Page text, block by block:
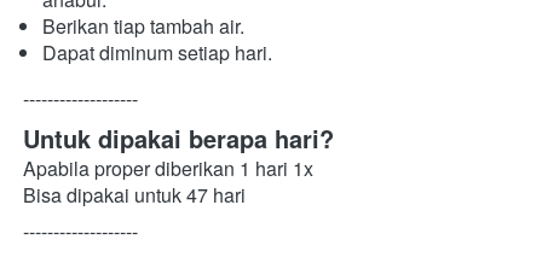
Berikan tiap tambah air.
Dapat diminum setiap hari.
-------------------
Untuk dipakai berapa hari?
Apabila proper diberikan 1 hari 1x
Bisa dipakai untuk 47 hari
-------------------